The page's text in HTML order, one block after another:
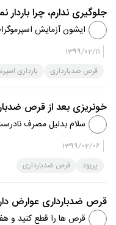
جلوگیری ندارم، چرا باردار
ایشون آزمایش
1399/02/11
قرص ضدبارداری
بارداری اسپرم
خونریزی بعد از قرص
سلام بدلیل مصرف
شدید.مدتی هیچ دارو ی
مصرف کنید و اجازه بدید
1399/02/06
پریود
قرص ضدبارداری
قرص ضدبارداری عوارض